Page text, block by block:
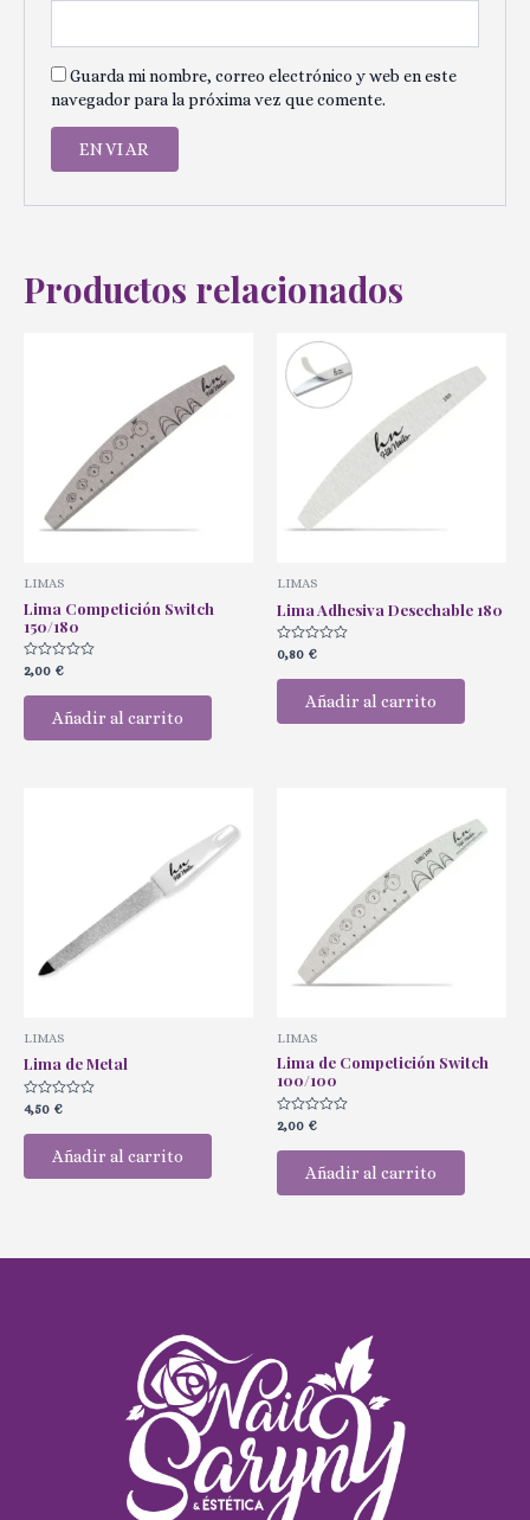
Guarda mi nombre, correo electrónico y web en este
navegador para la próxima vez que comente.
Productos relacionados
LIMAS
Lima Competición Switch
150/180
Valorado
con
0
2,00 €
Añadir al carrito
LIMAS
Lima Adhesiva Desechable 180
Valorado
con
0
0,80 €
Añadir al carrito
LIMAS
Lima de Metal
Valorado
con
0
4,50 €
Añadir al carrito
LIMAS
Lima de Competición Switch
100/100
Valorado
con
0
2,00 €
Añadir al carrito